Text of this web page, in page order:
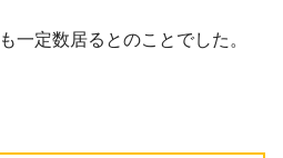
一定数居るとのことでした。